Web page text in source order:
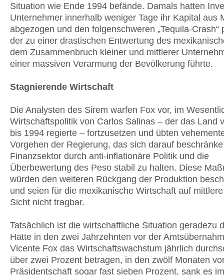
Situation wie Ende 1994 befände. Damals hatten
Unternehmer innerhalb weniger Tage ihr Kapital aus
abgezogen und den folgenschweren „Tequila-Crash“
der zu einer drastischen Entwertung des
dem Zusammenbruch kleiner und mittlerer
einer massiven Verarmung der Bevölkerung führte.
Stagnierende Wirtschaft
Die Analysten des Sirem warfen Fox vor, im
Wirtschaftspolitik von Carlos Salinas – der das Land
bis 1994 regierte – fortzusetzen und übten
Vorgehen der Regierung, das sich darauf
Finanzsektor durch anti-inflationäre Politik und die
Überbewertung des Peso stabil zu halten. Diese
würden den weiteren Rückgang der Produktion
und seien für die mexikanische Wirtschaft auf
Sicht nicht tragbar.
Tatsächlich ist die wirtschaftliche Situation geradezu
Hatte in den zwei Jahrzehnten vor der
Vicente Fox das Wirtschaftswachstum jährlich
über zwei Prozent betragen, in den zwölf Monaten
Präsidentschaft sogar fast sieben Prozent, sank es